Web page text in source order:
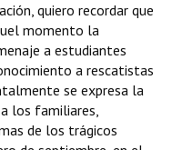
quiero recordar que
momento la
a estudiantes
a rescatistas
se expresa la
los familiares,
de los trágicos